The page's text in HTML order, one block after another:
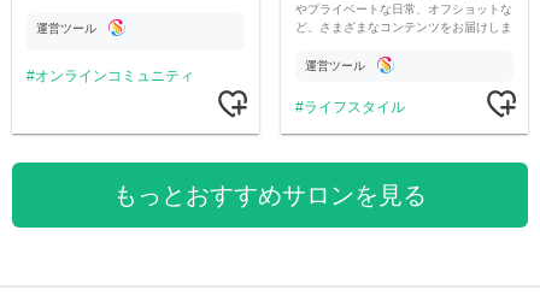
運営ツール
オンラインコミュニティ
やプライベートな日常、オフショットな
ど、さまざまなコンテンツをお届けしま
運営ツール
ライフスタイル
もっとおすすめサロンを見る